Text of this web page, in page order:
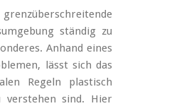
ständig zu
Anhand eines
lässt sich das
Regeln plastisch
verstehen sind. Hier